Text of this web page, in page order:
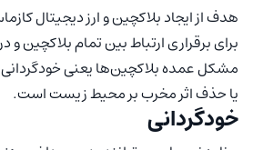
هدف از ایجاد بلاکچین و ارز دیجیتال
برای برقراری ارتباط بین تمام
مشکل عمده بلاکچین‌ها یعنی
یا حذف اثر مخرب بر محیط زیست است.
خودگردانی